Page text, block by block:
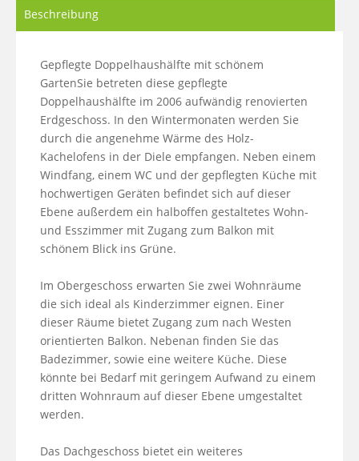
Beschreibung
Gepflegte Doppelhaushälfte mit schönem
GartenSie betreten diese gepflegte
Doppelhaushälfte im 2006 aufwändig renovierten
Erdgeschoss. In den Wintermonaten werden Sie
durch die angenehme Wärme des Holz-
Kachelofens in der Diele empfangen. Neben einem
Windfang, einem WC und der gepflegten Küche mit
hochwertigen Geräten befindet sich auf dieser
Ebene außerdem ein halboffen gestaltetes Wohn-
und Esszimmer mit Zugang zum Balkon mit
schönem Blick ins Grüne.
Im Obergeschoss erwarten Sie zwei Wohnräume
die sich ideal als Kinderzimmer eignen. Einer
dieser Räume bietet Zugang zum nach Westen
orientierten Balkon. Nebenan finden Sie das
Badezimmer, sowie eine weitere Küche. Diese
könnte bei Bedarf mit geringem Aufwand zu einem
dritten Wohnraum auf dieser Ebene umgestaltet
werden.
Das Dachgeschoss bietet ein weiteres